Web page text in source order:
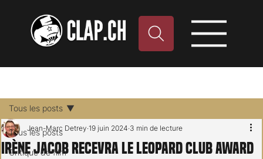
Tous les posts
Critique de film
Tous les posts
Irène Jacob recevra le Leopard Club Award
Jean-Marc Detrey 19 juin 2024 3 min de lecture